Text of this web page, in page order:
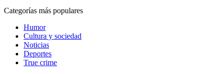
Categorías más populares
Humor
Cultura y sociedad
Noticias
Deportes
True crime